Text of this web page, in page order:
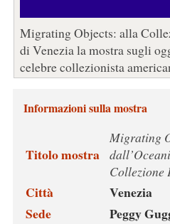
Migrating Objects: alla
di Venezia la mostra sugli
celebre collezionista
Informazioni sulla mostra
Titolo mostra
Migrating
Collezione
Città
Venezia
Sede
Peggy